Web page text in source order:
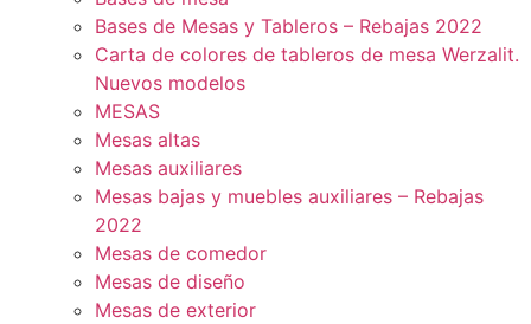
Bases de Mesas y Tableros – Rebajas 2022
Carta de colores de tableros de mesa Werzalit.
Nuevos modelos
MESAS
Mesas altas
Mesas auxiliares
Mesas bajas y muebles auxiliares – Rebajas
2022
Mesas de comedor
Mesas de diseño
Mesas de exterior